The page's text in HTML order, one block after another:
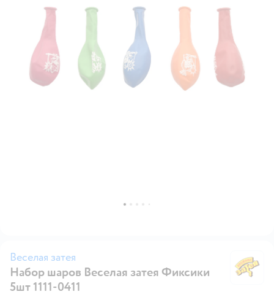
Веселая затея
Набор шаров Веселая затея Фиксики
5шт 1111-0411